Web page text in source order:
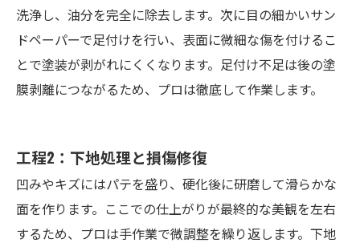
洗浄し、油分を完全に除去します。次に目の細かいサン
ドペーパーで足付けを行い、表面に微細な傷を付けるこ
とで塗装が剥がれにくくなります。足付け不足は後の塗
膜剥離につながるため、プロは徹底して作業します。
工程2：下地処理と損傷修復
凹みやキズにはパテを盛り、硬化後に研磨して滑らかな
面を作ります。ここでの仕上がりが最終的な美観を左右
するため、プロは手作業で微調整を繰り返します。下地